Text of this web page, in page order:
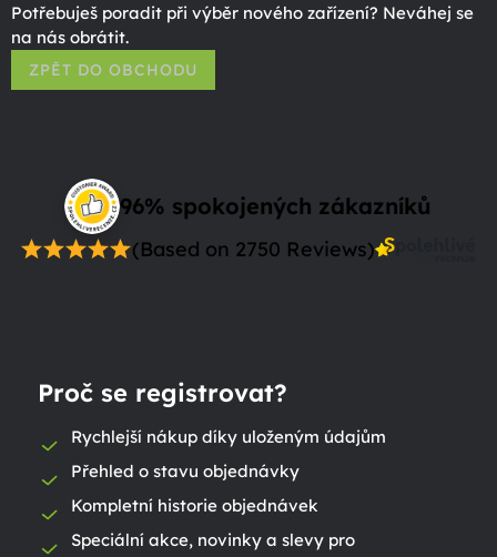
Potřebuješ poradit při výběr nového zařízení? Neváhej se
na nás obrátit.
ZPĚT DO OBCHODU
96% spokojených zákazníků
(Based on 2750 Reviews)
Proč se registrovat?
Rychlejší nákup díky uloženým údajům
Přehled o stavu objednávky
Kompletní historie objednávek
Speciální akce, novinky a slevy pro